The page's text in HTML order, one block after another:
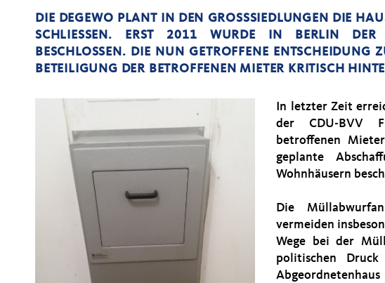
DIE DEGEWO PLANT IN DEN GROSSSIEDLUNGEN DIE
CHLIESSEN. ERST 2011 WURDE IN BERLIN DER
SCHLOSSEN. DIE NUN GETROFFENE ENTSCHEIDUNG
TEILIGUNG DER BETROFFENEN MIETER KRITISCH
In letzter Zeit
der CDU-BVV
betroffenen
geplante
Wohnhäusern
Die
vermeiden
Wege bei der
politischen